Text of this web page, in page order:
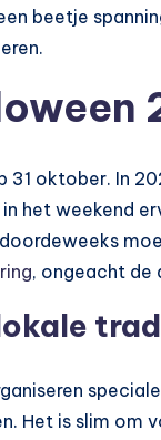
beetje
oktober. In
het weekend
, ongeacht de
Het is slim om